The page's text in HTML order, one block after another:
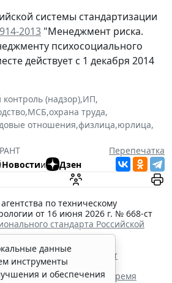
системы стандартизации
2013 "Менеджмент риска.
психосоциального
действует с 1 декабря 2014
(надзор),ИП,
,МСБ,охрана труда,
отношения,физлица,юрлица,
Перепечатка
Новостии Дзен
по техническому
от 16 июня 2026 г. № 668-ст
стандарта Российской
проект ГОСТа для СИЗ от
уйти с места работы во время
данные
инструменты
и обеспечения